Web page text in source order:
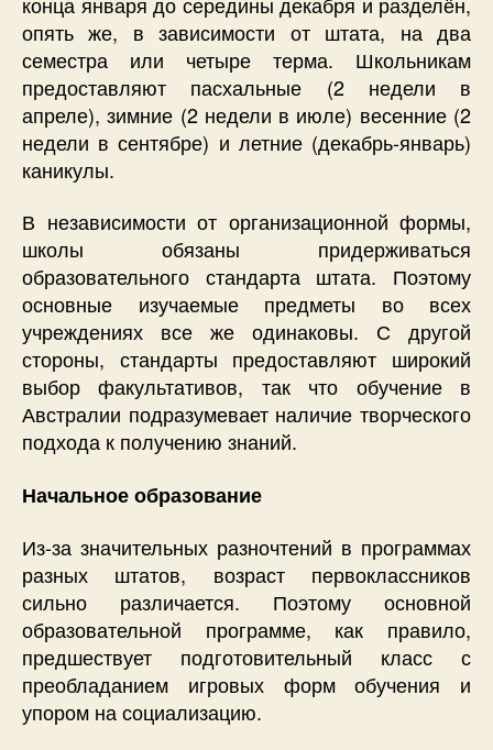
опять же, в зависимости от штата, на два
семестра или четыре терма. Школьникам
предоставляют пасхальные (2 недели в
апреле), зимние (2 недели в июле) весенние (2
недели в сентябре) и летние (декабрь-январь)
каникулы.
В независимости от организационной формы,
школы обязаны придерживаться
образовательного стандарта штата. Поэтому
основные изучаемые предметы во всех
учреждениях все же одинаковы. С другой
стороны, стандарты предоставляют широкий
выбор факультативов, так что обучение в
Австралии подразумевает наличие творческого
подхода к получению знаний.
Начальное образование
Из-за значительных разночтений в программах
разных штатов, возраст первоклассников
сильно различается. Поэтому основной
образовательной программе, как правило,
предшествует подготовительный класс с
преобладанием игровых форм обучения и
упором на социализацию.